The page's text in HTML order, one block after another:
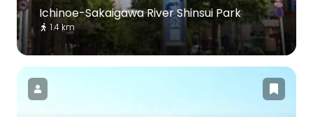
Ichinoe-Sakaigawa River Shinsui Park
1.4 km